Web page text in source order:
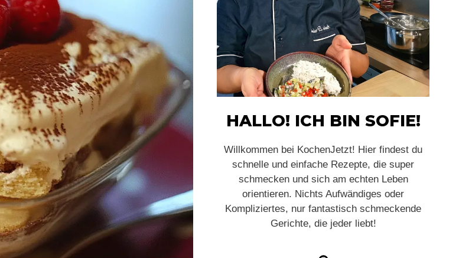
HALLO! ICH BIN SOFIE!
Willkommen bei KochenJetzt! Hier findest du
schnelle und einfache Rezepte, die super
schmecken und sich am echten Leben
orientieren. Nichts Aufwändiges oder
Kompliziertes, nur fantastisch schmeckende
Gerichte, die jeder liebt!